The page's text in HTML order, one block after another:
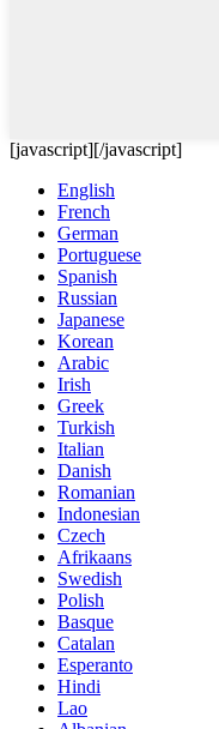
[javascript][/javascript]
English
French
German
Portuguese
Spanish
Russian
Japanese
Korean
Arabic
Irish
Greek
Turkish
Italian
Danish
Romanian
Indonesian
Czech
Afrikaans
Swedish
Polish
Basque
Catalan
Esperanto
Hindi
Lao